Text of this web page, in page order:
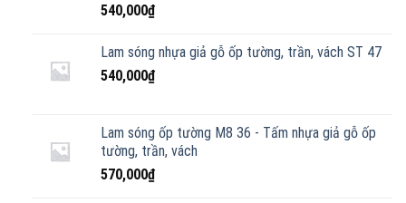
540,000₫
Lam sóng nhựa giả gỗ ốp tường, trần, vách ST 47
540,000₫
Lam sóng ốp tường M8 36 - Tấm nhựa giả gỗ ốp
tường, trần, vách
570,000₫